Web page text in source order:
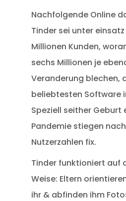
Nachfolgende Online
Tinder sei unter
Millionen Kunden,
sechs Millionen je
Veranderung blechen,
beliebtesten Software
Speziell seither Geburt
Pandemie stiegen
Nutzerzahlen fix.
Tinder funktioniert auf
Weise: Eltern
ihr & abfinden ihm